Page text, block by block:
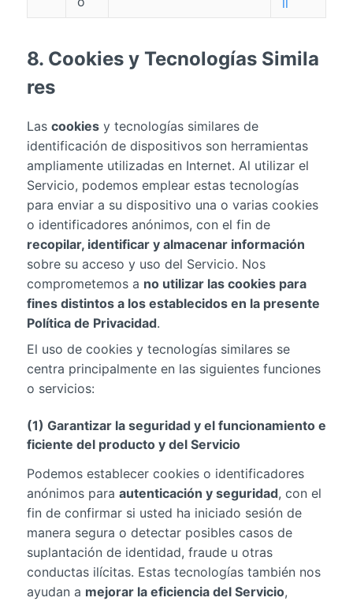
ll
8. Cookies y Tecnologías Simila
res
Las cookiesy tecnologías similares de
identificación de dispositivos son herramientas
ampliamente utilizadas en Internet. Al utilizar el
Servicio, podemos emplear estas tecnologías
para enviar a su dispositivo una o varias cookies
o identificadores anónimos, con el fin de
recopilar, identificar y almacenar información
sobre su acceso y uso del Servicio. Nos
comprometemos a no utilizar las cookies para
fines distintos a los establecidos en la presente
Política de Privacidad.
El uso de cookies y tecnologías similares se
centra principalmente en las siguientes funciones
o servicios:
(1) Garantizar la seguridad y el funcionamiento e
ficiente del producto y del Servicio
Podemos establecer cookies o identificadores
anónimos para autenticación y seguridad, con el
fin de confirmar si usted ha iniciado sesión de
manera segura o detectar posibles casos de
suplantación de identidad, fraude u otras
conductas ilícitas. Estas tecnologías también nos
ayudan a mejorar la eficiencia del Servicio,